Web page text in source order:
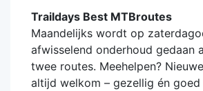
Traildays Best MTBroutes
Maandelijks wordt op
afwisselend onderhoud gedaan
twee routes. Meehelpen?
altijd welkom – gezellig én